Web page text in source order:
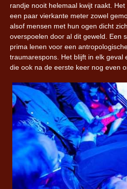
randje nooit helemaal kwijt raakt.
een paar vierkante meter zowel
alsof mensen met hun ogen dicht
overspoelen door al dit geweld. Een
prima lenen voor een
traumarespons. Het blijft in elk geval
die ook na de eerste keer nog even